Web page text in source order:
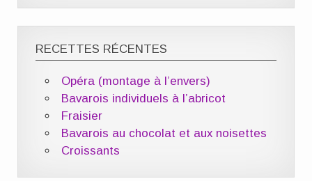
RECETTES RÉCENTES
Opéra (montage à l’envers)
Bavarois individuels à l’abricot
Fraisier
Bavarois au chocolat et aux noisettes
Croissants